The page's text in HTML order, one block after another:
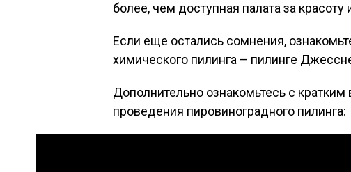
более, чем доступная палата за
Если еще остались сомнения,
химического пилинга – пилинге
Дополнительно ознакомьтесь с
проведения пировиноградного пилинга: